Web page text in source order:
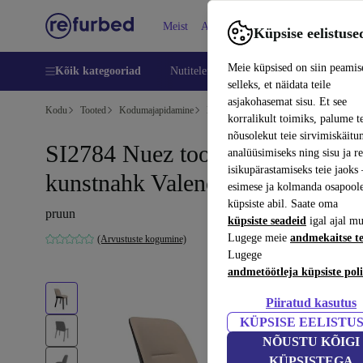
Küpsise
Meie küpsised on siin
selleks, et näidata teile
asjakohasemat sisu. Et see
korralikult toimiks, palume
nõusolekut teie
analüüsimiseks ning sisu ja
isikupärastamiseks teie
esimese ja kolmanda
küpsiste abil. Saate oma
küpsiste seadeid igal ajal
Lugege meie andmekaitse
Lugege
andmetöötleja küpsiste
Piiratud kasutus
KÜPSISE
NÕUSTU KÕIGI
Meist Abi
Kõik kategooriad Nutitelefoni Sülearvutid
Kodu Tooted Kodumajapidamine Mööbel
SI2784 Nuez tool Urquiola
kunstnahk Valencia
pruun
(Arvustuste kogumine)